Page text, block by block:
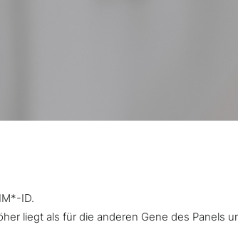
ID.
liegt als für die anderen Gene des Panels